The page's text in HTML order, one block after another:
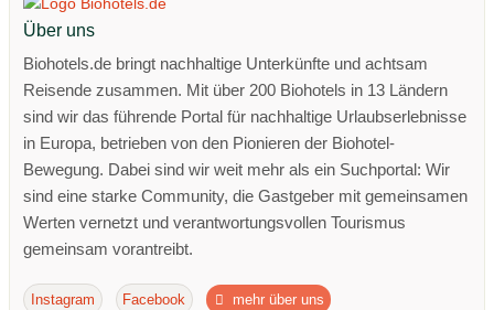
Über uns
Biohotels.de bringt nachhaltige Unterkünfte und achtsam
Reisende zusammen. Mit über 200 Biohotels in 13 Ländern
sind wir das führende Portal für nachhaltige Urlaubserlebnisse
in Europa, betrieben von den Pionieren der Biohotel-
Bewegung. Dabei sind wir weit mehr als ein Suchportal: Wir
sind eine starke Community, die Gastgeber mit gemeinsamen
Werten vernetzt und verantwortungsvollen Tourismus
gemeinsam vorantreibt.
Instagram Facebook mehr über uns